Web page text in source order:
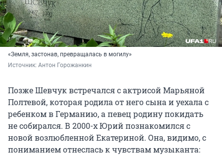
«Земля, застонав, превращалась в могилу»
Источник: Антон Горожанкин
Позже Шевчук встречался с актрисой Марьяной
Полтевой, которая родила от него сына и уехала с
ребенком в Германию, а певец родину покидать
не собирался. В 2000-х Юрий познакомился с
новой возлюбленной Екатериной. Она, видимо, с
пониманием отнеслась к чувствам музыканта: